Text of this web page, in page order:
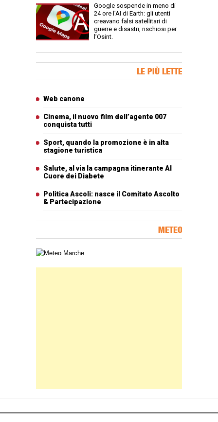
Google sospende in meno di
24 ore l’AI di Earth: gli utenti
creavano falsi satellitari di
guerre e disastri, rischiosi per
l’Osint.
LE PIÙ LETTE
Web canone
Cinema, il nuovo film dell’agente 007
conquista tutti
Sport, quando la promozione è in alta
stagione turistica
Salute, al via la campagna itinerante Al
Cuore dei Diabete
Politica Ascoli: nasce il Comitato Ascolto
& Partecipazione
METEO
Carta meteorologica delle Marche